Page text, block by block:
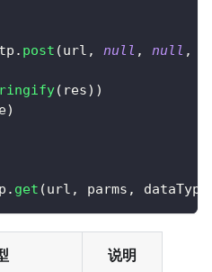
. post (url , null , null ,
( res) )
)
. get (url , parms , dataType
说明